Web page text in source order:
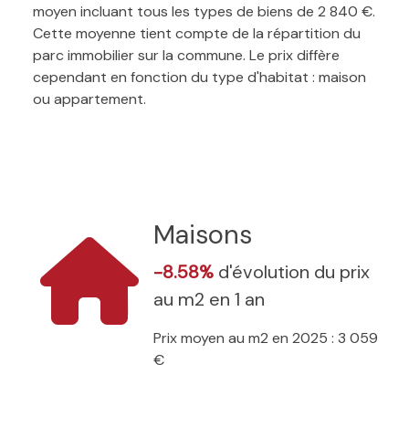
moyen incluant tous les types de biens de 2 840 €.
Cette moyenne tient compte de la répartition du
parc immobilier sur la commune. Le prix diffère
cependant en fonction du type d'habitat : maison
ou appartement.
Maisons
-8.58% d'évolution du prix
au m2 en 1 an
Prix moyen au m2 en 2025 : 3 059
€